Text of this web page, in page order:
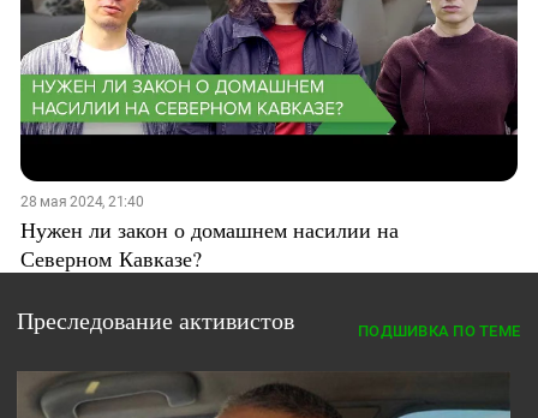
28 мая 2024, 21:40
Нужен ли закон о домашнем насилии на
Северном Кавказе?
Преследование активистов ПОДШИВКА ПО ТЕМЕ